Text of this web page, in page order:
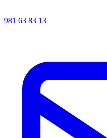
981 63 83 13